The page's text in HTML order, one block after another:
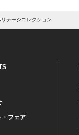
リテージコレクション
・フェア